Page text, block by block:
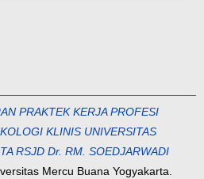
PRAKTEK KERJA PROFESI
KLINIS UNIVERSITAS
RSJD Dr. RM. SOEDJARWADI
Mercu Buana Yogyakarta.